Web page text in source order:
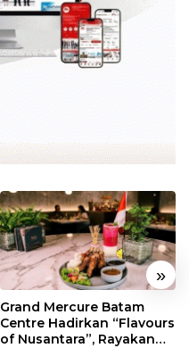
»
Grand Mercure Batam
Centre Hadirkan “Flavours
of Nusantara”, Rayakan